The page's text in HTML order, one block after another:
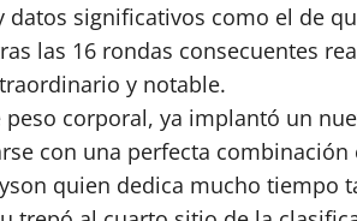
significativos como el de
las 16 rondas consecuentes
y notable.
corporal, ya implantó un
con una perfecta
quien dedica mucho tiempo